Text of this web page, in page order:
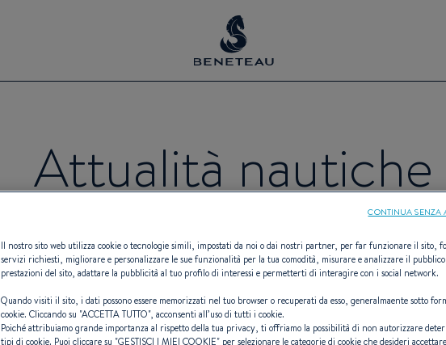
Attualità nautiche
GAMMA - Qualsiasi - TEMATICA -
Il nostro sito web utilizza cookie o tecnologie simili, impostati da noi o dai nostri partner, per far funzionare il sito,
servizi richiesti, migliorare e personalizzare le sue funzionalità per la tua comodità, misurare e analizzare il
prestazioni del sito, adattare la pubblicità al tuo profilo di interessi e permetterti di interagire con i social network.
Quando visiti il sito, i dati possono essere memorizzati nel tuo browser o recuperati da esso, generalmaente sotto
cookie. Cliccando su "ACCETTA TUTTO", acconsenti all’uso di tutti i cookie.
Poiché attribuiamo grande importanza al rispetto della tua privacy, ti offriamo la possibilità di non autorizzare
tipi di cookie. Puoi cliccare su "GESTISCI I MIEI COOKIE" per selezionare le categorie di cookie che desideri
CONTINUA SENZA